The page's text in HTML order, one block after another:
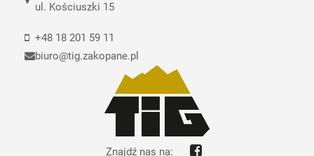
ul. Kościuszki 15
+48 18 201 59 11
biuro@tig.zakopane.pl
Znajdź nas na: